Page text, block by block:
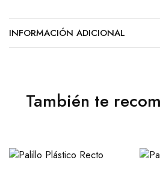
INFORMACIÓN ADICIONAL
También te